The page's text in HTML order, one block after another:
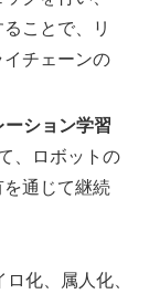
ことで、リ
チェーンの
ション学習
、ロボットの
通じて継続
化、属人化、